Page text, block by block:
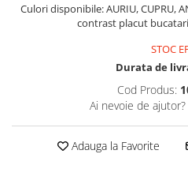
Culori disponibile: AURIU, CUPRU,
contrast placut
STOC
Durata de
Cod Produs:
Ai nevoie de ajutor?
Adauga la Favorite